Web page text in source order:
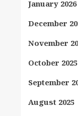
January 2026
December
November
October 2025
September
August 2025